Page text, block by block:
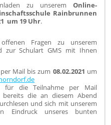
zu unserem Online-
Rainbrunnen
um 19 Uhr.
Fragen zu unserem
zur Schulart GMS mit Ihnen
Mail bis zum 08.02.2021 um
für die Teilnahme per Mail
bereits die an diesem Abend
und sich mit unserem
Eindruck unseres bunten